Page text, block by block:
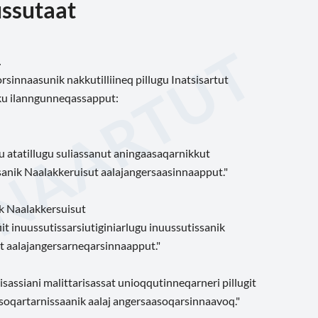
nakkutilliineq pillugu Inatsisartut
ilanngunneqassapput:
suliassanut aningaasaqarnikkut
Naalakkeruisut aalajangersaasinnaapput."
Naalakkersuisut
inuussutissarsiutiginiarlugu inuussutissanik
malittarisassat unioqqutinneqarneri pillugit
aalaj angersaasoqarsinnaavoq."